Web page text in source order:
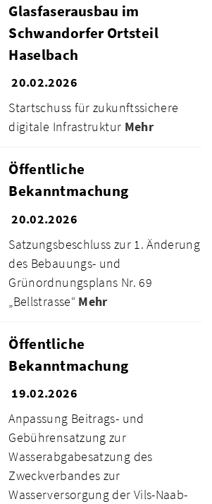
Glasfaserausbau im
Schwandorfer Ortsteil
Haselbach
20.02.2026
Startschuss für zukunftssichere
digitale Infrastruktur Mehr
Öffentliche
Bekanntmachung
20.02.2026
Satzungsbeschluss zur 1. Änderung
des Bebauungs- und
Grünordnungsplans Nr. 69
„Bellstrasse“ Mehr
Öffentliche
Bekanntmachung
19.02.2026
Anpassung Beitrags- und
Gebührensatzung zur
Wasserabgabesatzung des
Zweckverbandes zur
Wasserversorgung der Vils-Naab-